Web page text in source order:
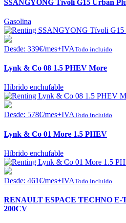
SSANGYONG Tívoli G15 Urban
Gasolina
Desde: 339€/mes+IVATodo incluido
Lynk & Co 08 1.5 PHEV More
Híbrido enchufable
Desde: 578€/mes+IVATodo incluido
Lynk & Co 01 More 1.5 PHEV
Híbrido enchufable
Desde: 461€/mes+IVATodo incluido
RENAULT ESPACE TECHNO
200CV